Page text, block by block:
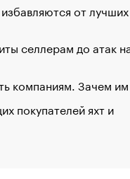
от лучших
селлерам до атак
компаниям. Зачем
покупателей яхт и